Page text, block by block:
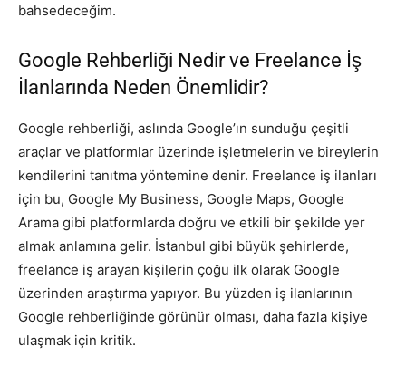
bahsedeceğim.
Google Rehberliği Nedir ve Freelance İş
İlanlarında Neden Önemlidir?
Google rehberliği, aslında Google’ın sunduğu çeşitli
araçlar ve platformlar üzerinde işletmelerin ve bireylerin
kendilerini tanıtma yöntemine denir. Freelance iş ilanları
için bu, Google My Business, Google Maps, Google
Arama gibi platformlarda doğru ve etkili bir şekilde yer
almak anlamına gelir. İstanbul gibi büyük şehirlerde,
freelance iş arayan kişilerin çoğu ilk olarak Google
üzerinden araştırma yapıyor. Bu yüzden iş ilanlarının
Google rehberliğinde görünür olması, daha fazla kişiye
ulaşmak için kritik.